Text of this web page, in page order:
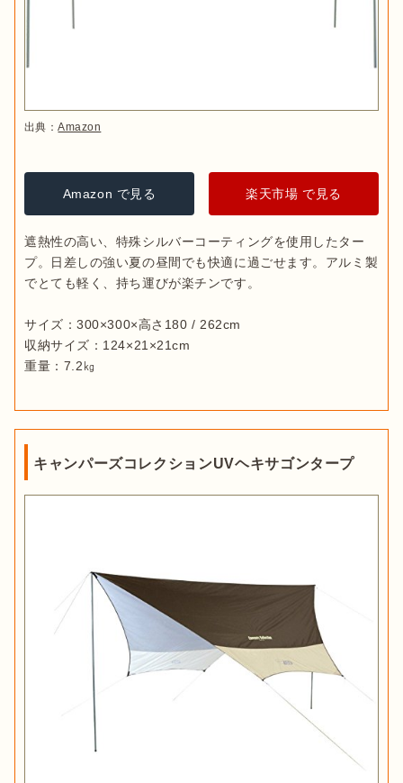
出典：Amazon
Amazon で見る 楽天市場 で見る
遮熱性の高い、特殊シルバーコーティングを使用したター
プ。日差しの強い夏の昼間でも快適に過ごせます。アルミ製
でとても軽く、持ち運びが楽チンです。
サイズ：300×300×高さ180 / 262cm
収納サイズ：124×21×21cm
重量：7.2㎏
キャンパーズコレクションUVヘキサゴンタープ